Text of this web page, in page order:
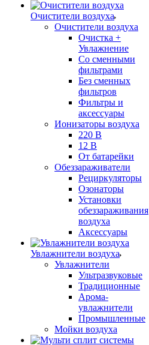
Очистители воздуха
Очистители воздуха
Очистка +
Увлажнение
Cо сменными
фильтрами
Без сменных
фильтров
Фильтры и
аксессуары
Ионизаторы воздуха
220 В
12 В
От батарейки
Обеззараживатели
Рециркуляторы
Озонаторы
Установки
обеззараживания
воздуха
Аксессуары
Увлажнители воздуха
Увлажнители
Ультразвуковые
Традиционные
Арома-
увлажнители
Промышленные
Мойки воздуха